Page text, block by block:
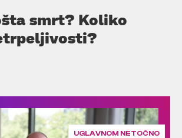
smrt? Koliko
UGLAVNOM NETOČNO